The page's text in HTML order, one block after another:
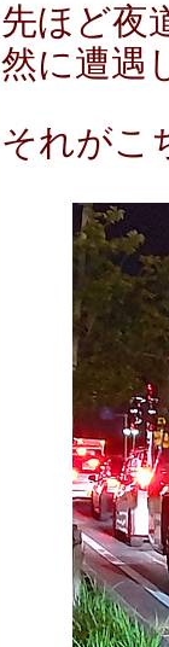
先ほど夜
然に遭遇
それがこ